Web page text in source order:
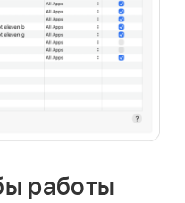
работы